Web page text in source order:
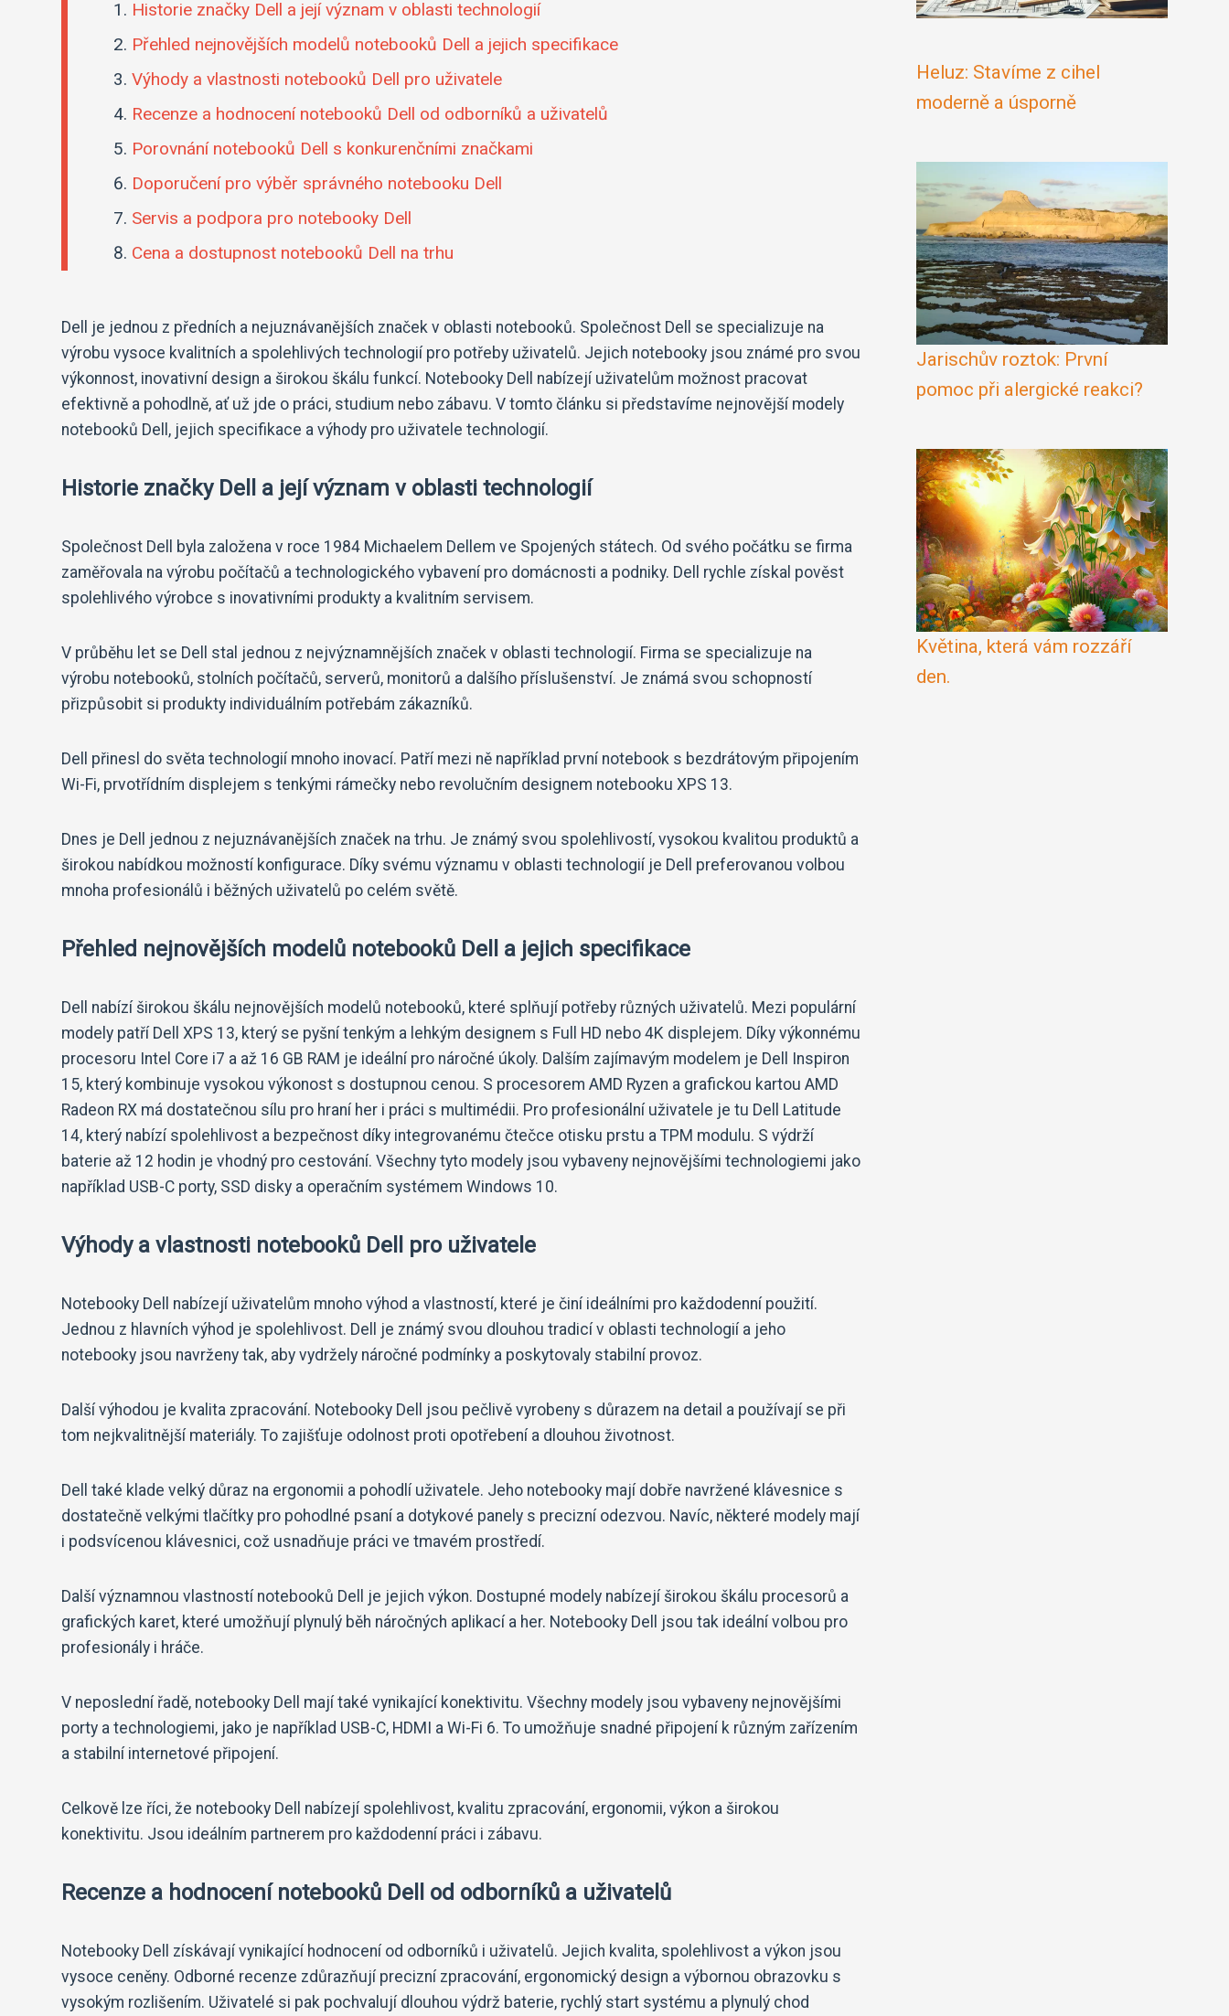
Historie značky Dell a její význam v oblasti technologií
Přehled nejnovějších modelů notebooků Dell a jejich specifikace
Výhody a vlastnosti notebooků Dell pro uživatele
Recenze a hodnocení notebooků Dell od odborníků a uživatelů
Porovnání notebooků Dell s konkurenčními značkami
Doporučení pro výběr správného notebooku Dell
Servis a podpora pro notebooky Dell
Cena a dostupnost notebooků Dell na trhu
Dell je jednou z předních a nejuznávanějších značek v oblasti notebooků. Společnost Dell se specializuje na
výrobu vysoce kvalitních a spolehlivých technologií pro potřeby uživatelů. Jejich notebooky jsou známé pro svou
výkonnost, inovativní design a širokou škálu funkcí. Notebooky Dell nabízejí uživatelům možnost pracovat
efektivně a pohodlně, ať už jde o práci, studium nebo zábavu. V tomto článku si představíme nejnovější modely
notebooků Dell, jejich specifikace a výhody pro uživatele technologií.
Historie značky Dell a její význam v oblasti technologií
Společnost Dell byla založena v roce 1984 Michaelem Dellem ve Spojených státech. Od svého počátku se firma
zaměřovala na výrobu počítačů a technologického vybavení pro domácnosti a podniky. Dell rychle získal pověst
spolehlivého výrobce s inovativními produkty a kvalitním servisem.
V průběhu let se Dell stal jednou z nejvýznamnějších značek v oblasti technologií. Firma se specializuje na
výrobu notebooků, stolních počítačů, serverů, monitorů a dalšího příslušenství. Je známá svou schopností
přizpůsobit si produkty individuálním potřebám zákazníků.
Dell přinesl do světa technologií mnoho inovací. Patří mezi ně například první notebook s bezdrátovým připojením
Wi-Fi, prvotřídním displejem s tenkými rámečky nebo revolučním designem notebooku XPS 13.
Dnes je Dell jednou z nejuznávanějších značek na trhu. Je známý svou spolehlivostí, vysokou kvalitou produktů a
širokou nabídkou možností konfigurace. Díky svému významu v oblasti technologií je Dell preferovanou volbou
mnoha profesionálů i běžných uživatelů po celém světě.
Přehled nejnovějších modelů notebooků Dell a jejich specifikace
Dell nabízí širokou škálu nejnovějších modelů notebooků, které splňují potřeby různých uživatelů. Mezi populární
modely patří Dell XPS 13, který se pyšní tenkým a lehkým designem s Full HD nebo 4K displejem. Díky výkonnému
procesoru Intel Core i7 a až 16 GB RAM je ideální pro náročné úkoly. Dalším zajímavým modelem je Dell Inspiron
15, který kombinuje vysokou výkonost s dostupnou cenou. S procesorem AMD Ryzen a grafickou kartou AMD
Radeon RX má dostatečnou sílu pro hraní her i práci s multimédii. Pro profesionální uživatele je tu Dell Latitude
14, který nabízí spolehlivost a bezpečnost díky integrovanému čtečce otisku prstu a TPM modulu. S výdrží
baterie až 12 hodin je vhodný pro cestování. Všechny tyto modely jsou vybaveny nejnovějšími technologiemi jako
například USB-C porty, SSD disky a operačním systémem Windows 10.
Výhody a vlastnosti notebooků Dell pro uživatele
Notebooky Dell nabízejí uživatelům mnoho výhod a vlastností, které je činí ideálními pro každodenní použití.
Jednou z hlavních výhod je spolehlivost. Dell je známý svou dlouhou tradicí v oblasti technologií a jeho
notebooky jsou navrženy tak, aby vydržely náročné podmínky a poskytovaly stabilní provoz.
Další výhodou je kvalita zpracování. Notebooky Dell jsou pečlivě vyrobeny s důrazem na detail a používají se při
tom nejkvalitnější materiály. To zajišťuje odolnost proti opotřebení a dlouhou životnost.
Dell také klade velký důraz na ergonomii a pohodlí uživatele. Jeho notebooky mají dobře navržené klávesnice s
dostatečně velkými tlačítky pro pohodlné psaní a dotykové panely s precizní odezvou. Navíc, některé modely mají
i podsvícenou klávesnici, což usnadňuje práci ve tmavém prostředí.
Další významnou vlastností notebooků Dell je jejich výkon. Dostupné modely nabízejí širokou škálu procesorů a
grafických karet, které umožňují plynulý běh náročných aplikací a her. Notebooky Dell jsou tak ideální volbou pro
profesionály i hráče.
V neposlední řadě, notebooky Dell mají také vynikající konektivitu. Všechny modely jsou vybaveny nejnovějšími
porty a technologiemi, jako je například USB-C, HDMI a Wi-Fi 6. To umožňuje snadné připojení k různým zařízením
a stabilní internetové připojení.
Celkově lze říci, že notebooky Dell nabízejí spolehlivost, kvalitu zpracování, ergonomii, výkon a širokou
konektivitu. Jsou ideálním partnerem pro každodenní práci i zábavu.
Recenze a hodnocení notebooků Dell od odborníků a uživatelů
Notebooky Dell získávají vynikající hodnocení od odborníků i uživatelů. Jejich kvalita, spolehlivost a výkon jsou
vysoce ceněny. Odborné recenze zdůrazňují precizní zpracování, ergonomický design a výbornou obrazovku s
vysokým rozlišením. Uživatelé si pak pochvalují dlouhou výdrž baterie, rychlý start systému a plynulý chod
Heluz: Stavíme z cihel
moderně a úsporně
Jarischův roztok: První
pomoc při alergické reakci?
Květina, která vám rozzáří
den.